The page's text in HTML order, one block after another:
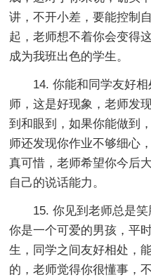
讲，不开小差，要能控制
起，老师想不着你会变得
成为我班出色的学生。
14. 你能和同学友好
师，这是好现象，老师发
到和眼到，如果你能做到
师还发现你作业不够细心
真可惜，老师希望你今后
自己的说话能力。
15. 你见到老师总是
你是一个可爱的男孩，平
生，同学之间友好相处，
的，老师觉得你很懂事，